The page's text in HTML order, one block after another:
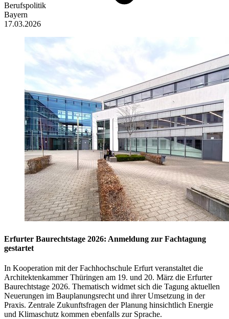
Berufspolitik
Bayern
17.03.2026
Erfurter Baurechtstage 2026: Anmeldung zur Fachtagung
gestartet
In Kooperation mit der Fachhochschule Erfurt veranstaltet die
Architektenkammer Thüringen am 19. und 20. März die Erfurter
Baurechtstage 2026. Thematisch widmet sich die Tagung aktuellen
Neuerungen im Bauplanungsrecht und ihrer Umsetzung in der
Praxis. Zentrale Zukunftsfragen der Planung hinsichtlich Energie
und Klimaschutz kommen ebenfalls zur Sprache.